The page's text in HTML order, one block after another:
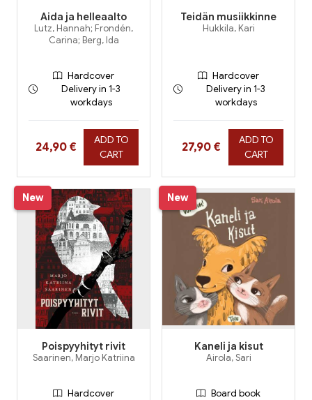
Aida ja helleaalto
Lutz, Hannah; Frondén,
Carina; Berg, Ida
Hardcover
Delivery in 1-3
workdays
Hinta nyt
24,90 €
ADD TO
CART
Teidän musiikkinne
Hukkila, Kari
Hardcover
Delivery in 1-3
workdays
Hinta nyt
27,90 €
ADD TO
CART
New
Poispyyhityt rivit
Saarinen, Marjo Katriina
Hardcover
New
Kaneli ja kisut
Airola, Sari
Board book